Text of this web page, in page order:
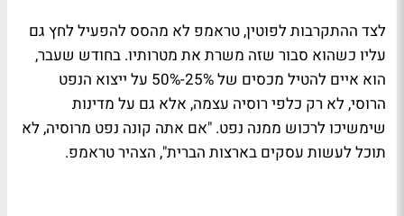
לצד ההתקרבות לפוטין, טראמפ לא מהסס להפעיל לחץ גם
עליו כשהוא סבור שזה משרת את מטרותיו. בחודש שעבר,
הוא איים להטיל מכסים של 25%-50% על ייצוא הנפט
הרוסי, לא רק כלפי רוסיה עצמה, אלא גם על מדינות
שימשיכו לרכוש ממנה נפט. "אם אתה קונה נפט מרוסיה, לא
תוכל לעשות עסקים בארצות הברית", הצהיר טראמפ.